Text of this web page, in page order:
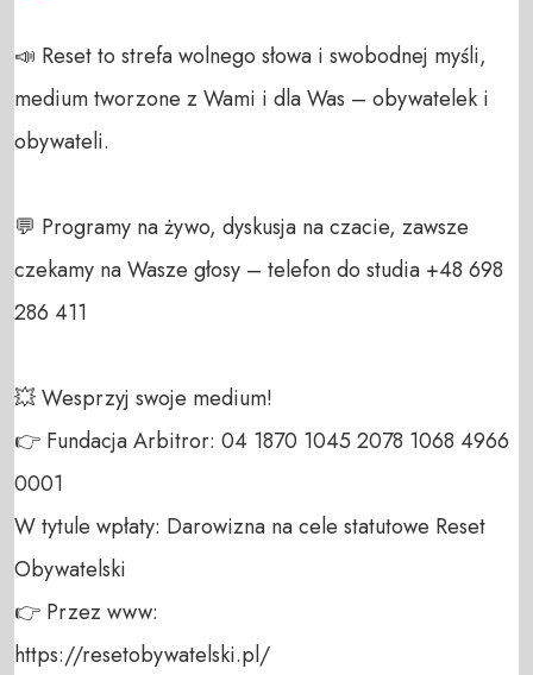
📣 Reset to strefa wolnego słowa i swobodnej myśli,
medium tworzone z Wami i dla Was – obywatelek i
obywateli.
💬 Programy na żywo, dyskusja na czacie, zawsze
czekamy na Wasze głosy – telefon do studia +48 698
286 411
💥 Wesprzyj swoje medium!
👉 Fundacja Arbitror: 04 1870 1045 2078 1068 4966
0001
W tytule wpłaty: Darowizna na cele statutowe Reset
Obywatelski
👉 Przez www:
https://resetobywatelski.pl/